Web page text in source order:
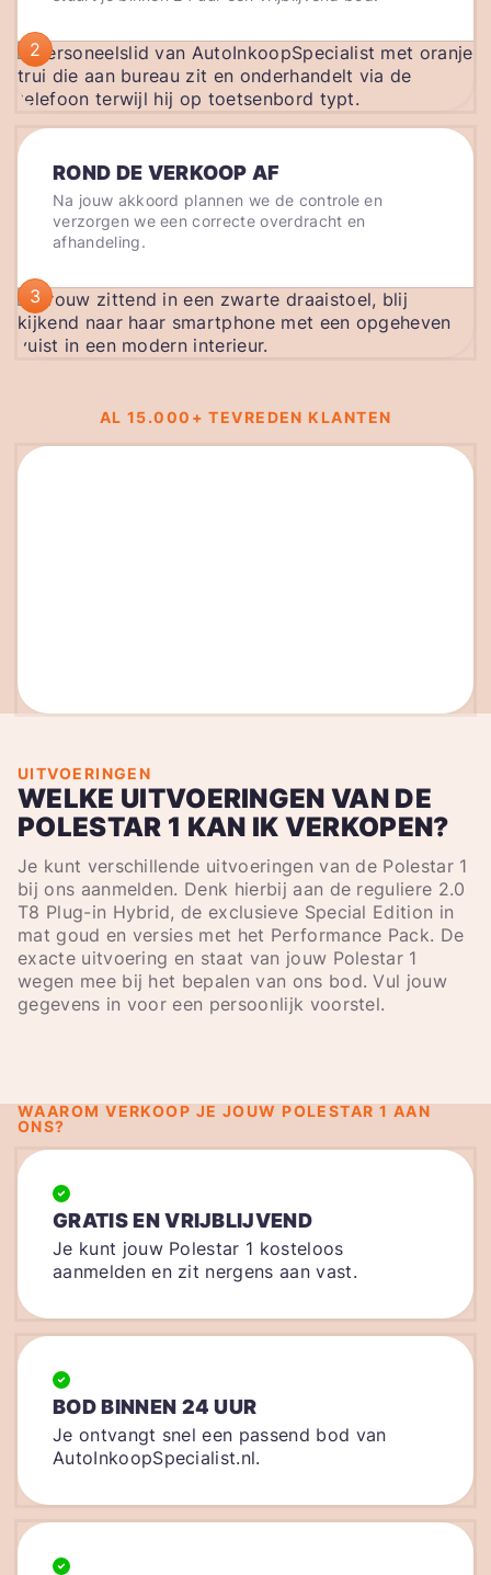
2
ROND DE VERKOOP AF
Na jouw akkoord plannen we de controle en
verzorgen we een correcte overdracht en
afhandeling.
3
AL 15.000+ TEVREDEN KLANTEN
UITVOERINGEN
WELKE UITVOERINGEN VAN DE
POLESTAR 1 KAN IK VERKOPEN?
Je kunt verschillende uitvoeringen van de Polestar 1
bij ons aanmelden. Denk hierbij aan de reguliere 2.0
T8 Plug-in Hybrid, de exclusieve Special Edition in
mat goud en versies met het Performance Pack. De
exacte uitvoering en staat van jouw Polestar 1
wegen mee bij het bepalen van ons bod. Vul jouw
gegevens in voor een persoonlijk voorstel.
WAAROM VERKOOP JE JOUW POLESTAR 1 AAN
ONS?
GRATIS EN VRIJBLIJVEND
Je kunt jouw Polestar 1 kosteloos
aanmelden en zit nergens aan vast.
BOD BINNEN 24 UUR
Je ontvangt snel een passend bod van
AutoInkoopSpecialist.nl.